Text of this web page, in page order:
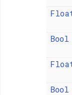
Bool
Bool